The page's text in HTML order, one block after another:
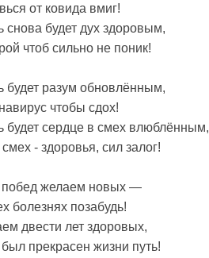
от ковида вмиг!
снова будет дух здоровым,
чтоб сильно не поник!
будет разум обновлённым,
чтобы сдох!
будет сердце в смех влюблённым,
- здоровья, сил залог!
побед желаем новых —
болезнях позабудь!
двести лет здоровых,
прекрасен жизни путь!